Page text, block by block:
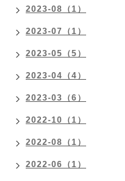
2023-08（1）
2023-07（1）
2023-05（5）
2023-04（4）
2023-03（6）
2022-10（1）
2022-08（1）
2022-06（1）